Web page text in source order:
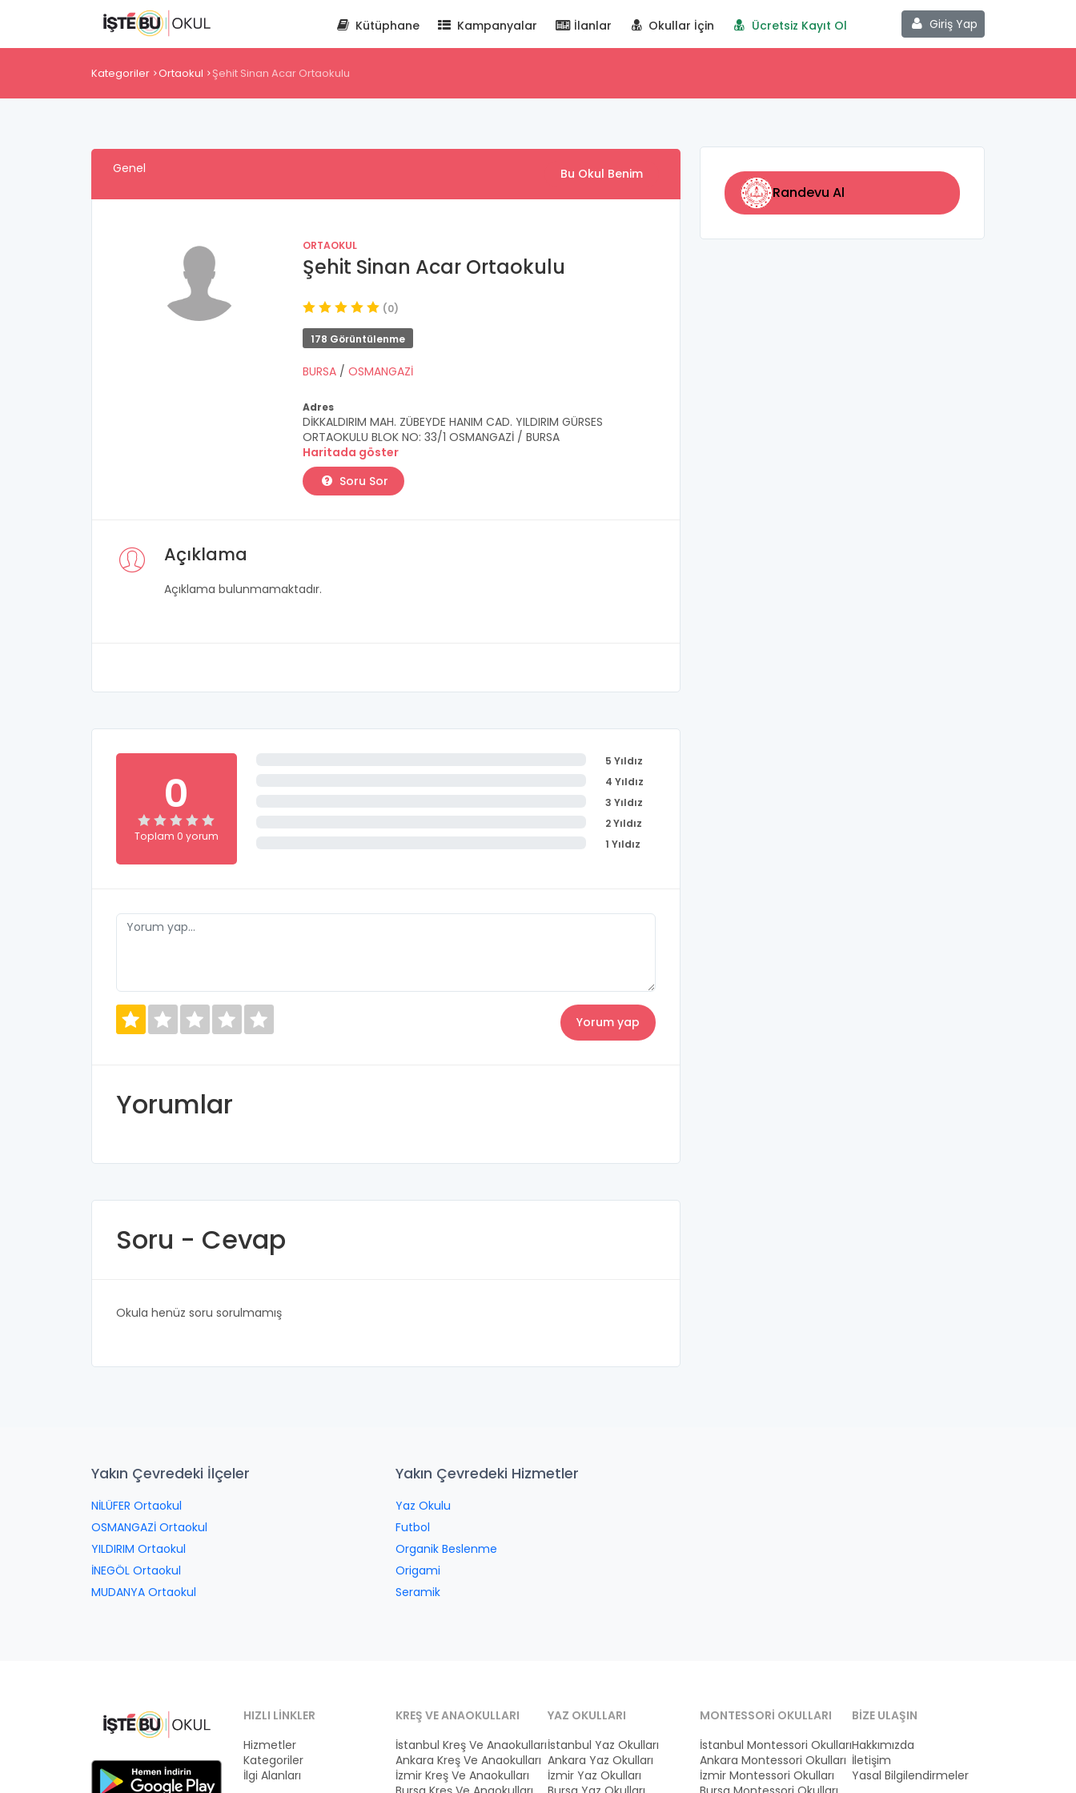
Giriş Yap
Kütüphane Kampanyalar İlanlar Okullar İçin Ücretsiz Kayıt Ol
Kategoriler Ortaokul Şehit Sinan Acar Ortaokulu
Genel Bu Okul Benim
ORTAOKUL
Şehit Sinan Acar Ortaokulu
(0)
178 Görüntülenme
BURSA / OSMANGAZİ
Adres
DİKKALDIRIM MAH. ZÜBEYDE HANIM CAD. YILDIRIM GÜRSES
ORTAOKULU BLOK NO: 33/1 OSMANGAZİ / BURSA
Haritada göster
Soru Sor
Açıklama
Açıklama bulunmamaktadır.
0
Toplam 0 yorum
5 Yıldız
4 Yıldız
3 Yıldız
2 Yıldız
1 Yıldız
Yorumlar
Soru - Cevap
Okula henüz soru sorulmamış
Randevu Al
Yakın Çevredeki İlçeler
NİLÜFER Ortaokul
OSMANGAZİ Ortaokul
YILDIRIM Ortaokul
İNEGÖL Ortaokul
MUDANYA Ortaokul
Yakın Çevredeki Hizmetler
Yaz Okulu
Futbol
Organik Beslenme
Origami
Seramik
HIZLI LINKLER
Hizmetler
Kategoriler
İlgi Alanları
KREŞ VE ANAOKULLARI
İstanbul Kreş Ve Anaokulları
Ankara Kreş Ve Anaokulları
İzmir Kreş Ve Anaokulları
YAZ OKULLARI
İstanbul Yaz Okulları
Ankara Yaz Okulları
İzmir Yaz Okulları
MONTESSORI OKULLARI
İstanbul Montessori Okulları
Ankara Montessori Okulları
İzmir Montessori Okulları
BIZE ULAŞIN
Hakkımızda
İletişim
Yasal Bilgilendirmeler